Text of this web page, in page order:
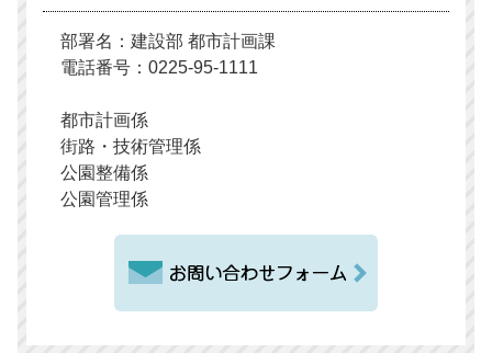
部署名：建設部 都市計画課
電話番号：0225-95-1111
都市計画係
街路・技術管理係
公園整備係
公園管理係